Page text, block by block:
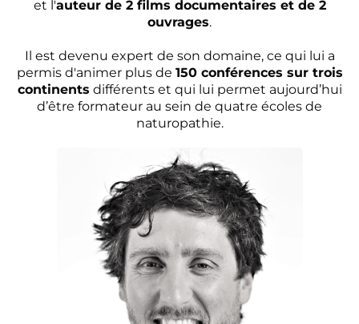
et l'auteur de 2 films documentaires et de 2
ouvrages.
Il est devenu expert de son domaine, ce qui lui a
permis d'animer plus de 150 conférences sur trois
continents différents et qui lui permet aujourd’hui
d’être formateur au sein de quatre écoles de
naturopathie.